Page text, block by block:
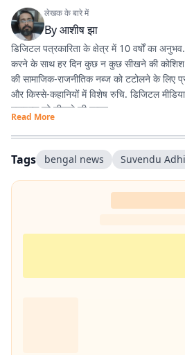
लेखक के बारे में
Byआशीष झा
डिजिटल पत्रकारिता के क्षेत्र में 10 वर्षों का
करने के साथ हर दिन कुछ न कुछ सीखने की कोशिश.
की सामाजिक-राजनीतिक नब्ज को टटोलने के लिए
और किस्से-कहानियों में विशेष रुचि. डिजिटल
स्टाइल्स को सीखने की चाहत.
Read More
Tags bengal news Suvendu